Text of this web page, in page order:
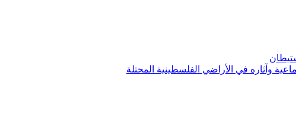
وآثاره في الأراضي الفلسطينية المحتلة